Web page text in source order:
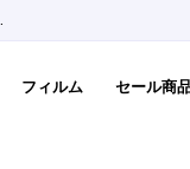
フィルム セール商